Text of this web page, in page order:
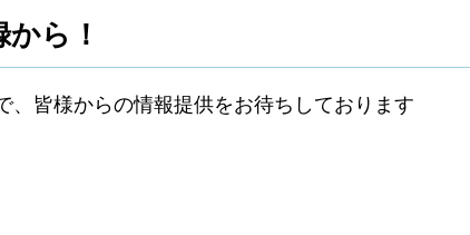
ら！
、皆様からの情報提供をお待ちしております